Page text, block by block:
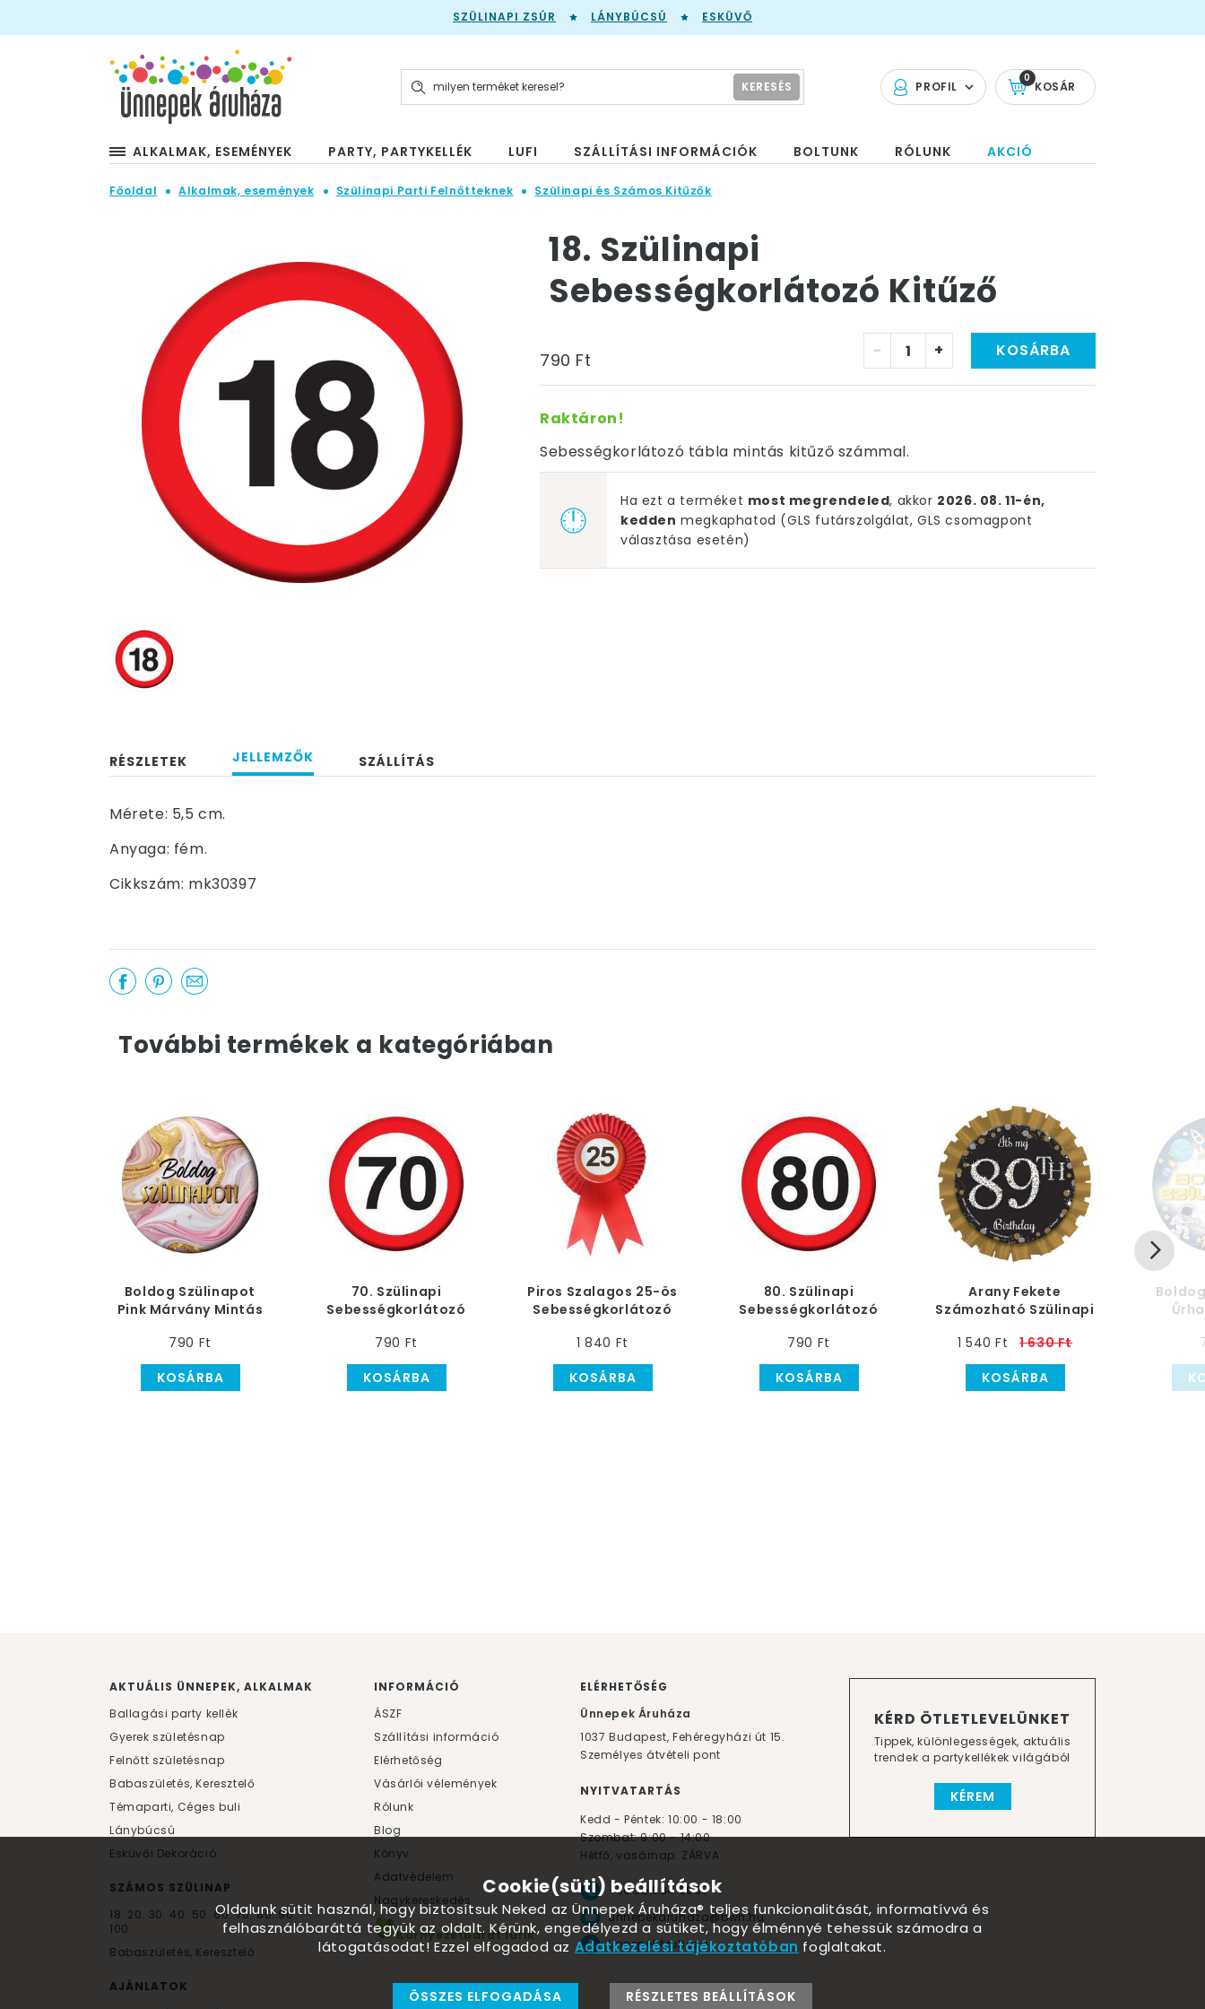
SZÜLINAPI ZSÚR LÁNYBÚCSÚ ESKÜVŐ
PROFIL KOSÁR
0
KERESÉS
ALKALMAK, ESEMÉNYEK PARTY, PARTYKELLÉK LUFI SZÁLLÍTÁSI INFORMÁCIÓK BOLTUNK RÓLUNK AKCIÓ
Főoldal Alkalmak, események Szülinapi Parti Felnőtteknek Szülinapi és Számos Kitűzők
18. Szülinapi
Sebességkorlátozó Kitűző
790 Ft - + KOSÁRBA
Raktáron!
Sebességkorlátozó tábla mintás kitűző számmal.
Ha ezt a terméket most megrendeled, akkor 2026. 08. 11-én,
kedden megkaphatod (GLS futárszolgálat, GLS csomagpont
választása esetén)
RÉSZLETEK JELLEMZŐK SZÁLLÍTÁS
Mérete: 5,5 cm.
Anyaga: fém.
Cikkszám: mk30397
További termékek a kategóriában
Boldog Szülinapot
Pink Márvány Mintás
cm
790 Ft
KOSÁRBA
70. Szülinapi
Sebességkorlátozó
790 Ft
KOSÁRBA
Piros Szalagos 25-ös
Sebességkorlátozó
Parti Kitűző
1 840 Ft
KOSÁRBA
80. Szülinapi
Sebességkorlátozó
790 Ft
KOSÁRBA
Arany Fekete
Számozható Szülinapi
1 540 Ft
1 630 Ft
KOSÁRBA
KÉRD ÖTLETLEVELÜNKET
Tippek, különlegességek, aktuális
trendek a partykellékek világából
KÉREM
AKTUÁLIS ÜNNEPEK, ALKALMAK
Ballagási party kellék
Gyerek születésnap
Felnőtt születésnap
Babaszületés, Keresztelő
Témaparti, Céges buli
Lánybúcsú
Esküvői Dekoráció
SZÁMOS SZÜLINAP
18. 20. 30. 40. 50. 60.70.80.90.
100.
Babaszületés, Keresztelő
AJÁNLATOK
INFORMÁCIÓ
ÁSZF
Szállítási információ
Elérhetőség
Vásárlói vélemények
Rólunk
Blog
Könyv
Adatvédelem
Nagykereskedés
Környezetbarát lufik
ELÉRHETŐSÉG
Ünnepek Áruháza
1037 Budapest, Fehéregyházi út 15.
Személyes átvételi pont
NYITVATARTÁS
Kedd - Péntek: 10:00 - 18:00
Szombat: 9:00 - 14:00
Hétfő, vasárnap: ZÁRVA
+36 30 984 6955
unnepekaruhaza@bwh.hu
UnnepekAruhaza
Cookie(süti) beállítások
Oldalunk sütit használ, hogy biztosítsuk Neked az Ünnepek Áruháza® teljes funkcionalitását, informatívvá és
felhasználóbaráttá tegyük az oldalt. Kérünk, engedélyezd a sütiket, hogy élménnyé tehessük számodra a
látogatásodat! Ezzel elfogadod az Adatkezelési tájékoztatóban foglaltakat.
ÖSSZES ELFOGADÁSA RÉSZLETES BEÁLLÍTÁSOK